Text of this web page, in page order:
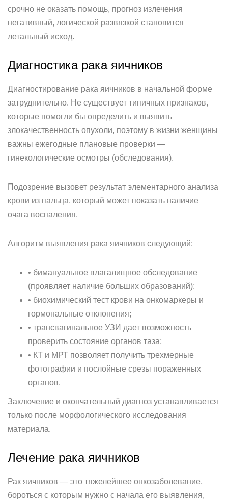
срочно не оказать помощь, прогноз излечения
негативный, логической развязкой становится
летальный исход.
Диагностика рака яичников
Диагностирование рака яичников в начальной форме
затруднительно. Не существует типичных признаков,
которые помогли бы определить и выявить
злокачественность опухоли, поэтому в жизни женщины
важны ежегодные плановые проверки —
гинекологические осмотры (обследования).
Подозрение вызовет результат элементарного анализа
крови из пальца, который может показать наличие
очага воспаления.
Алгоритм выявления рака яичников следующий:
• бимануальное влагалищное обследование
(проявляет наличие больших образований);
• биохимический тест крови на онкомаркеры и
гормональные отклонения;
• трансвагинальное УЗИ дает возможность
проверить состояние органов таза;
• КТ и МРТ позволяет получить трехмерные
фотографии и послойные срезы пораженных
органов.
Заключение и окончательный диагноз устанавливается
только после морфологического исследования
материала.
Лечение рака яичников
Рак яичников — это тяжелейшее онкозаболевание,
бороться с которым нужно с начала его выявления,